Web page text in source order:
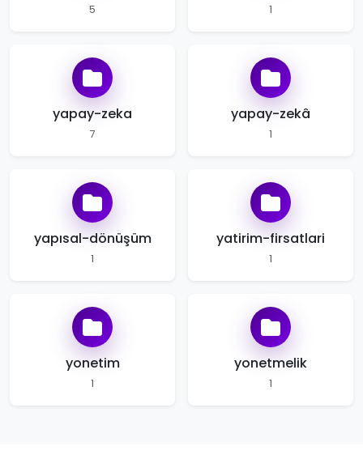
5 1
yapay-zeka
7
yapay-zekâ
1
yapısal-dönüşüm
1
yatirim-firsatlari
1
yonetim
1
yonetmelik
1